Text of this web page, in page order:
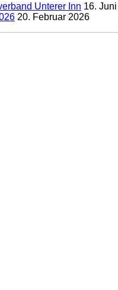
Unterer Inn 16.
20. Februar 2026